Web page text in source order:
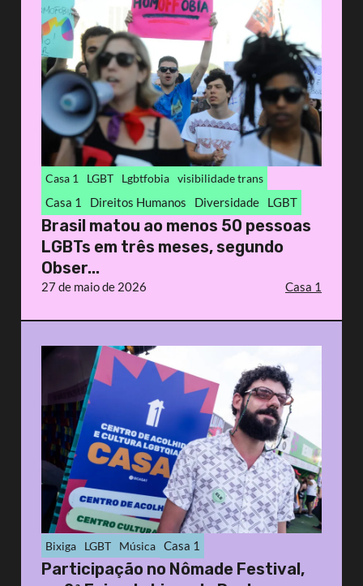
Casa 1 LGBT Lgbtfobia visibilidade trans
Casa 1 Direitos Humanos Diversidade LGBT
Brasil matou ao menos 50 pessoas
LGBTs em três meses, segundo
Obser...
27 de maio de 2026 Casa 1
Bixiga LGBT Música Casa 1
Participação no Nômade Festival,